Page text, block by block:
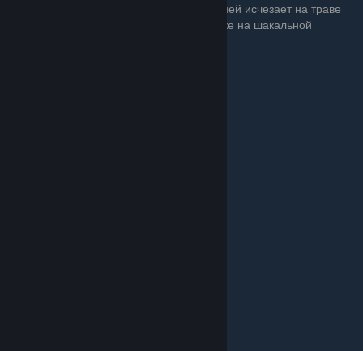
случае), то просто посмотрите сколько теней исчезает на траве
при выборе dx11: Это сильно заметно даже на шакальной